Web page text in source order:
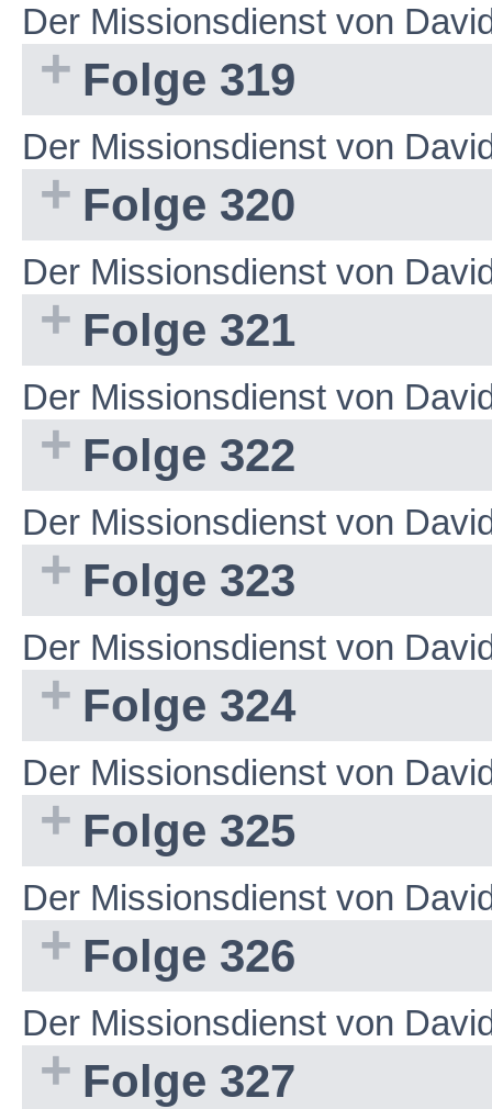
Der Missionsdienst von
Folge 319
Der Missionsdienst von
Folge 320
Der Missionsdienst von
Folge 321
Der Missionsdienst von
Folge 322
Der Missionsdienst von
Folge 323
Der Missionsdienst von
Folge 324
Der Missionsdienst von
Folge 325
Der Missionsdienst von
Folge 326
Der Missionsdienst von
Folge 327